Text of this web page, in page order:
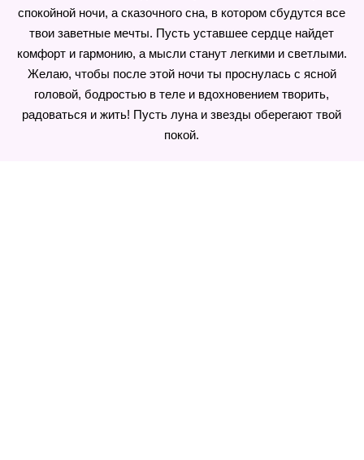
спокойной ночи, а сказочного сна, в котором сбудутся все
твои заветные мечты. Пусть уставшее сердце найдет
комфорт и гармонию, а мысли станут легкими и светлыми.
Желаю, чтобы после этой ночи ты проснулась с ясной
головой, бодростью в теле и вдохновением творить,
радоваться и жить! Пусть луна и звезды оберегают твой
покой.